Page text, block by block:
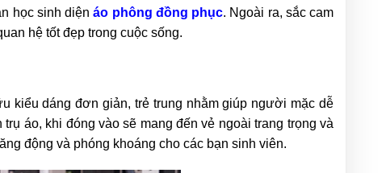
học sinh diệnáo phông đồng phục. Ngoài ra, sắc cam
hệ tốt đẹp trong cuộc sống.
kiểu dáng đơn giản, trẻ trung nhằm giúp người mặc dễ
áo, khi đóng vào sẽ mang đến vẻ ngoài trang trọng và
động và phóng khoáng cho các bạn sinh viên.